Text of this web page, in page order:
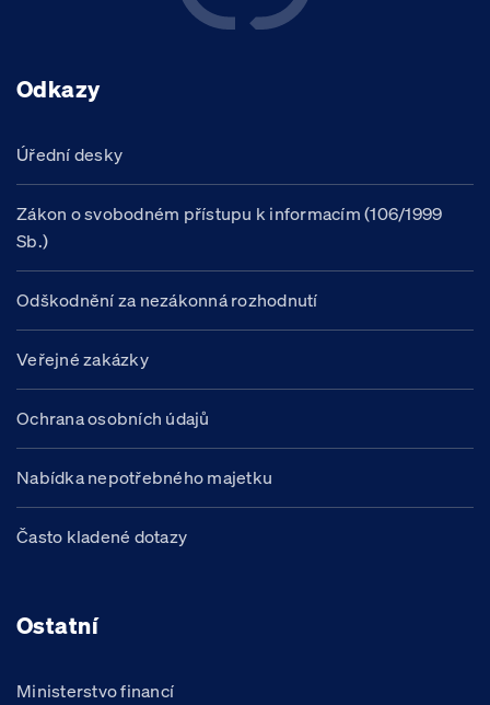
Odkazy
Úřední desky
Zákon o svobodném přístupu k informacím (106/1999
Sb.)
Odškodnění za nezákonná rozhodnutí
Veřejné zakázky
Ochrana osobních údajů
Nabídka nepotřebného majetku
Často kladené dotazy
Ostatní
Ministerstvo financí